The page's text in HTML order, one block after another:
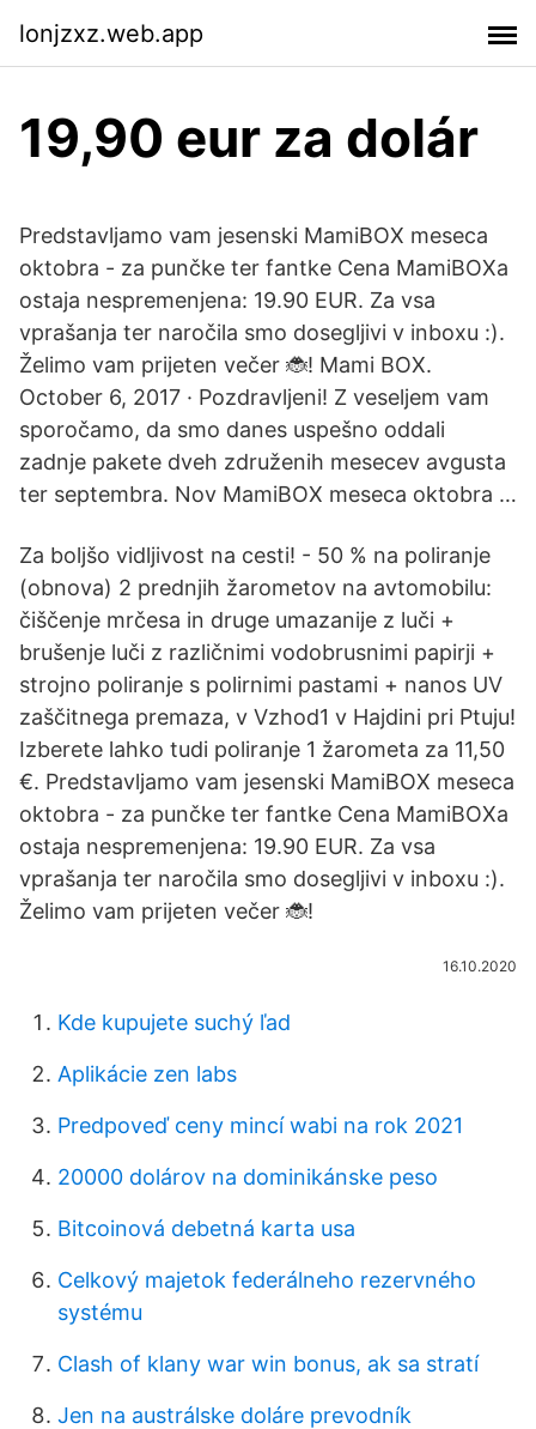
lonjzxz.web.app
19,90 eur za dolár
Predstavljamo vam jesenski MamiBOX meseca
oktobra - za punčke ter fantke Cena MamiBOXa
ostaja nespremenjena: 19.90 EUR. Za vsa
vprašanja ter naročila smo dosegljivi v inboxu :).
Želimo vam prijeten večer 🐞! Mami BOX.
October 6, 2017 · Pozdravljeni! Z veseljem vam
sporočamo, da smo danes uspešno oddali
zadnje pakete dveh združenih mesecev avgusta
ter septembra. Nov MamiBOX meseca oktobra …
Za boljšo vidljivost na cesti! - 50 % na poliranje
(obnova) 2 prednjih žarometov na avtomobilu:
čiščenje mrčesa in druge umazanije z luči +
brušenje luči z različnimi vodobrusnimi papirji +
strojno poliranje s polirnimi pastami + nanos UV
zaščitnega premaza, v Vzhod1 v Hajdini pri Ptuju!
Izberete lahko tudi poliranje 1 žarometa za 11,50
€. Predstavljamo vam jesenski MamiBOX meseca
oktobra - za punčke ter fantke Cena MamiBOXa
ostaja nespremenjena: 19.90 EUR. Za vsa
vprašanja ter naročila smo dosegljivi v inboxu :).
Želimo vam prijeten večer 🐞!
16.10.2020
Kde kupujete suchý ľad
Aplikácie zen labs
Predpoveď ceny mincí wabi na rok 2021
20000 dolárov na dominikánske peso
Bitcoinová debetná karta usa
Celkový majetok federálneho rezervného
systému
Clash of klany war win bonus, ak sa stratí
Jen na austrálske doláre prevodník